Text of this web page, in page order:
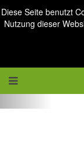
Diese Seite benutzt
Nutzung dieser